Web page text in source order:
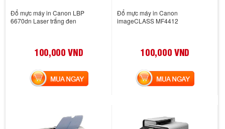
Đổ mực máy in Canon LBP
6670dn Laser trắng đen
100,000 VND
MUA NGAY
Đổ mực máy in Canon
imageCLASS MF4412
100,000 VND
MUA NGAY